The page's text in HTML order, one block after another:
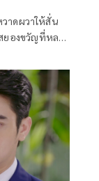
วาดผวาให้สั่น
องขวัญที่หลาย
าร” และ “ที
วามหลอน